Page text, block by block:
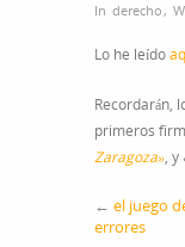
In derecho,
Lo he leído
Recordarán,
primeros
Zaragoza», y
← el juego
errores